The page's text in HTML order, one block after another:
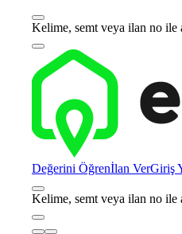
Kelime, semt veya ilan no ile
Değerini Öğrenİlan VerGiriş
Kelime, semt veya ilan no ile